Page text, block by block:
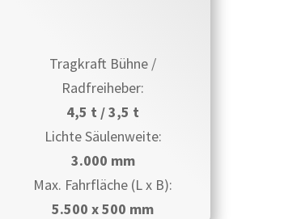
Tragkraft Bühne /
Radfreiheber:
4,5 t / 3,5 t
Lichte Säulenweite:
3.000 mm
Max. Fahrfläche (L x B):
5.500 x 500 mm